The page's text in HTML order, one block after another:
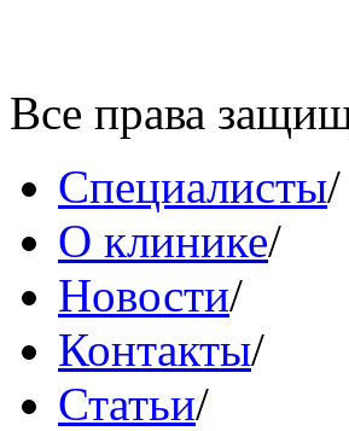
Все права
Специалисты/
О клинике/
Новости/
Контакты/
Статьи/